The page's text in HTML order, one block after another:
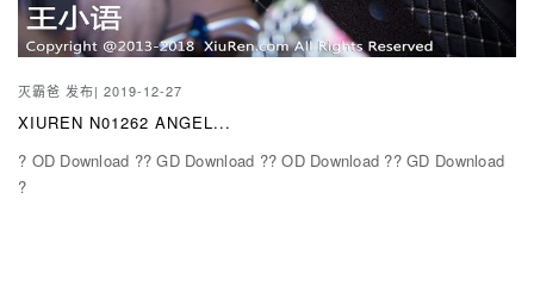
灭霸爸 发布| 2019-12-27
XIUREN N01262 ANGEL...
? OD Download ?? GD Download ?? OD Download ?? GD Download
?